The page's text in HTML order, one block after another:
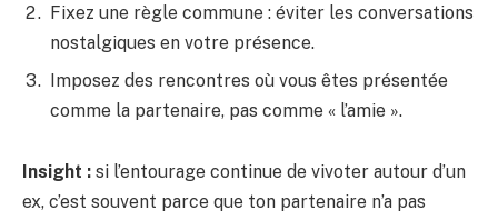
Fixez une règle commune : éviter les conversations
nostalgiques en votre présence.
Imposez des rencontres où vous êtes présentée
comme la partenaire, pas comme « l’amie ».
Insight : si l’entourage continue de vivoter autour d’un
ex, c’est souvent parce que ton partenaire n’a pas